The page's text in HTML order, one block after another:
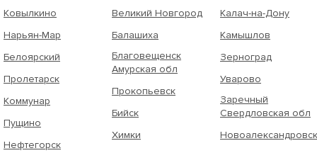
Ковылкино
Нарьян-Мар
Белоярский
Пролетарск
Коммунар
Пущино
Нефтегорск
Великий Новгород
Балашиха
Благовещенск
Амурская обл
Прокопьевск
Бийск
Химки
Калач-на-Дону
Камышлов
Зерноград
Уварово
Заречный
Свердловская обл
Новоалександровск